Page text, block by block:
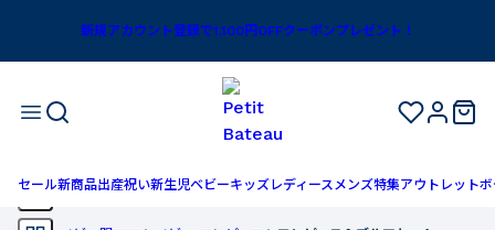
新規アカウント登録で1,100円OFFクーポンプレゼント！
セール新商品出産祝い新生児ベビーキッズ レディースメンズ特集アウトレットボ